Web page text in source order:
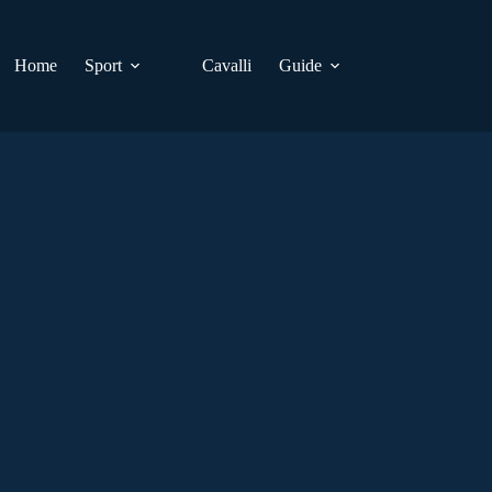
Home
Sport Cavalli Guide